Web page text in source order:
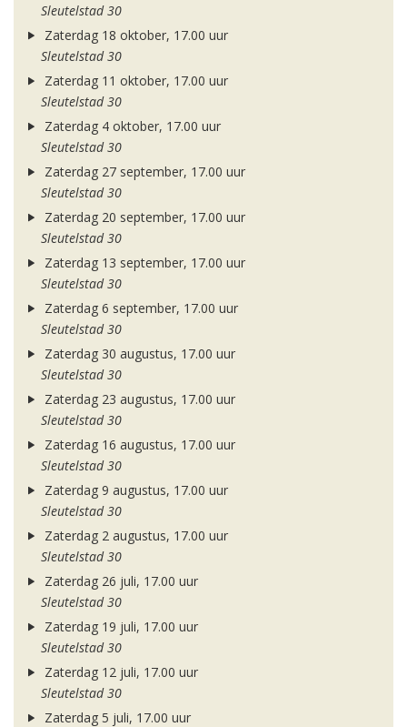
Sleutelstad 30
Zaterdag 18 oktober, 17.00 uur
Sleutelstad 30
Zaterdag 11 oktober, 17.00 uur
Sleutelstad 30
Zaterdag 4 oktober, 17.00 uur
Sleutelstad 30
Zaterdag 27 september, 17.00 uur
Sleutelstad 30
Zaterdag 20 september, 17.00 uur
Sleutelstad 30
Zaterdag 13 september, 17.00 uur
Sleutelstad 30
Zaterdag 6 september, 17.00 uur
Sleutelstad 30
Zaterdag 30 augustus, 17.00 uur
Sleutelstad 30
Zaterdag 23 augustus, 17.00 uur
Sleutelstad 30
Zaterdag 16 augustus, 17.00 uur
Sleutelstad 30
Zaterdag 9 augustus, 17.00 uur
Sleutelstad 30
Zaterdag 2 augustus, 17.00 uur
Sleutelstad 30
Zaterdag 26 juli, 17.00 uur
Sleutelstad 30
Zaterdag 19 juli, 17.00 uur
Sleutelstad 30
Zaterdag 12 juli, 17.00 uur
Sleutelstad 30
Zaterdag 5 juli, 17.00 uur